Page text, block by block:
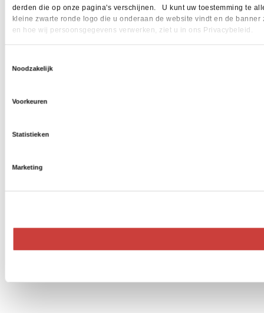
derden die op onze pagina's verschijnen. U kunt uw toestemming te
kleine zwarte ronde logo die u onderaan de website vindt en de
en hoe wij persoonsgegevens verwerken, ziet u in ons Privacybeleid.
Noodzakelijk
Voorkeuren
Statistieken
Marketing